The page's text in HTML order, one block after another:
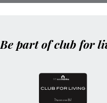
Be part of club for